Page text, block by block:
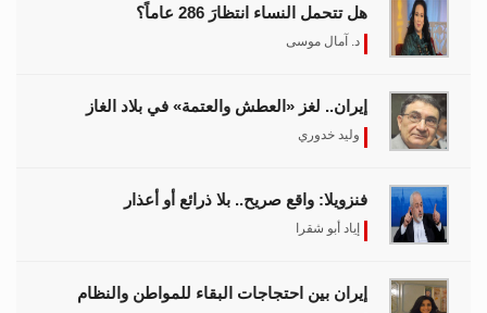
هل تتحمل النساء انتظارَ 286 عاماً؟
د. آمال موسى
إيران.. لغز «العطش والعتمة» في بلاد الغاز
وليد خدوري
فنزويلا: واقع صريح.. بلا ذرائع أو أعذار
إياد أبو شقرا
إيران بين احتجاجات البقاء للمواطن والنظام